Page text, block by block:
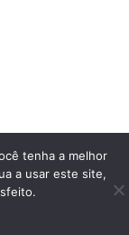
tenha a melhor
a usar este site,